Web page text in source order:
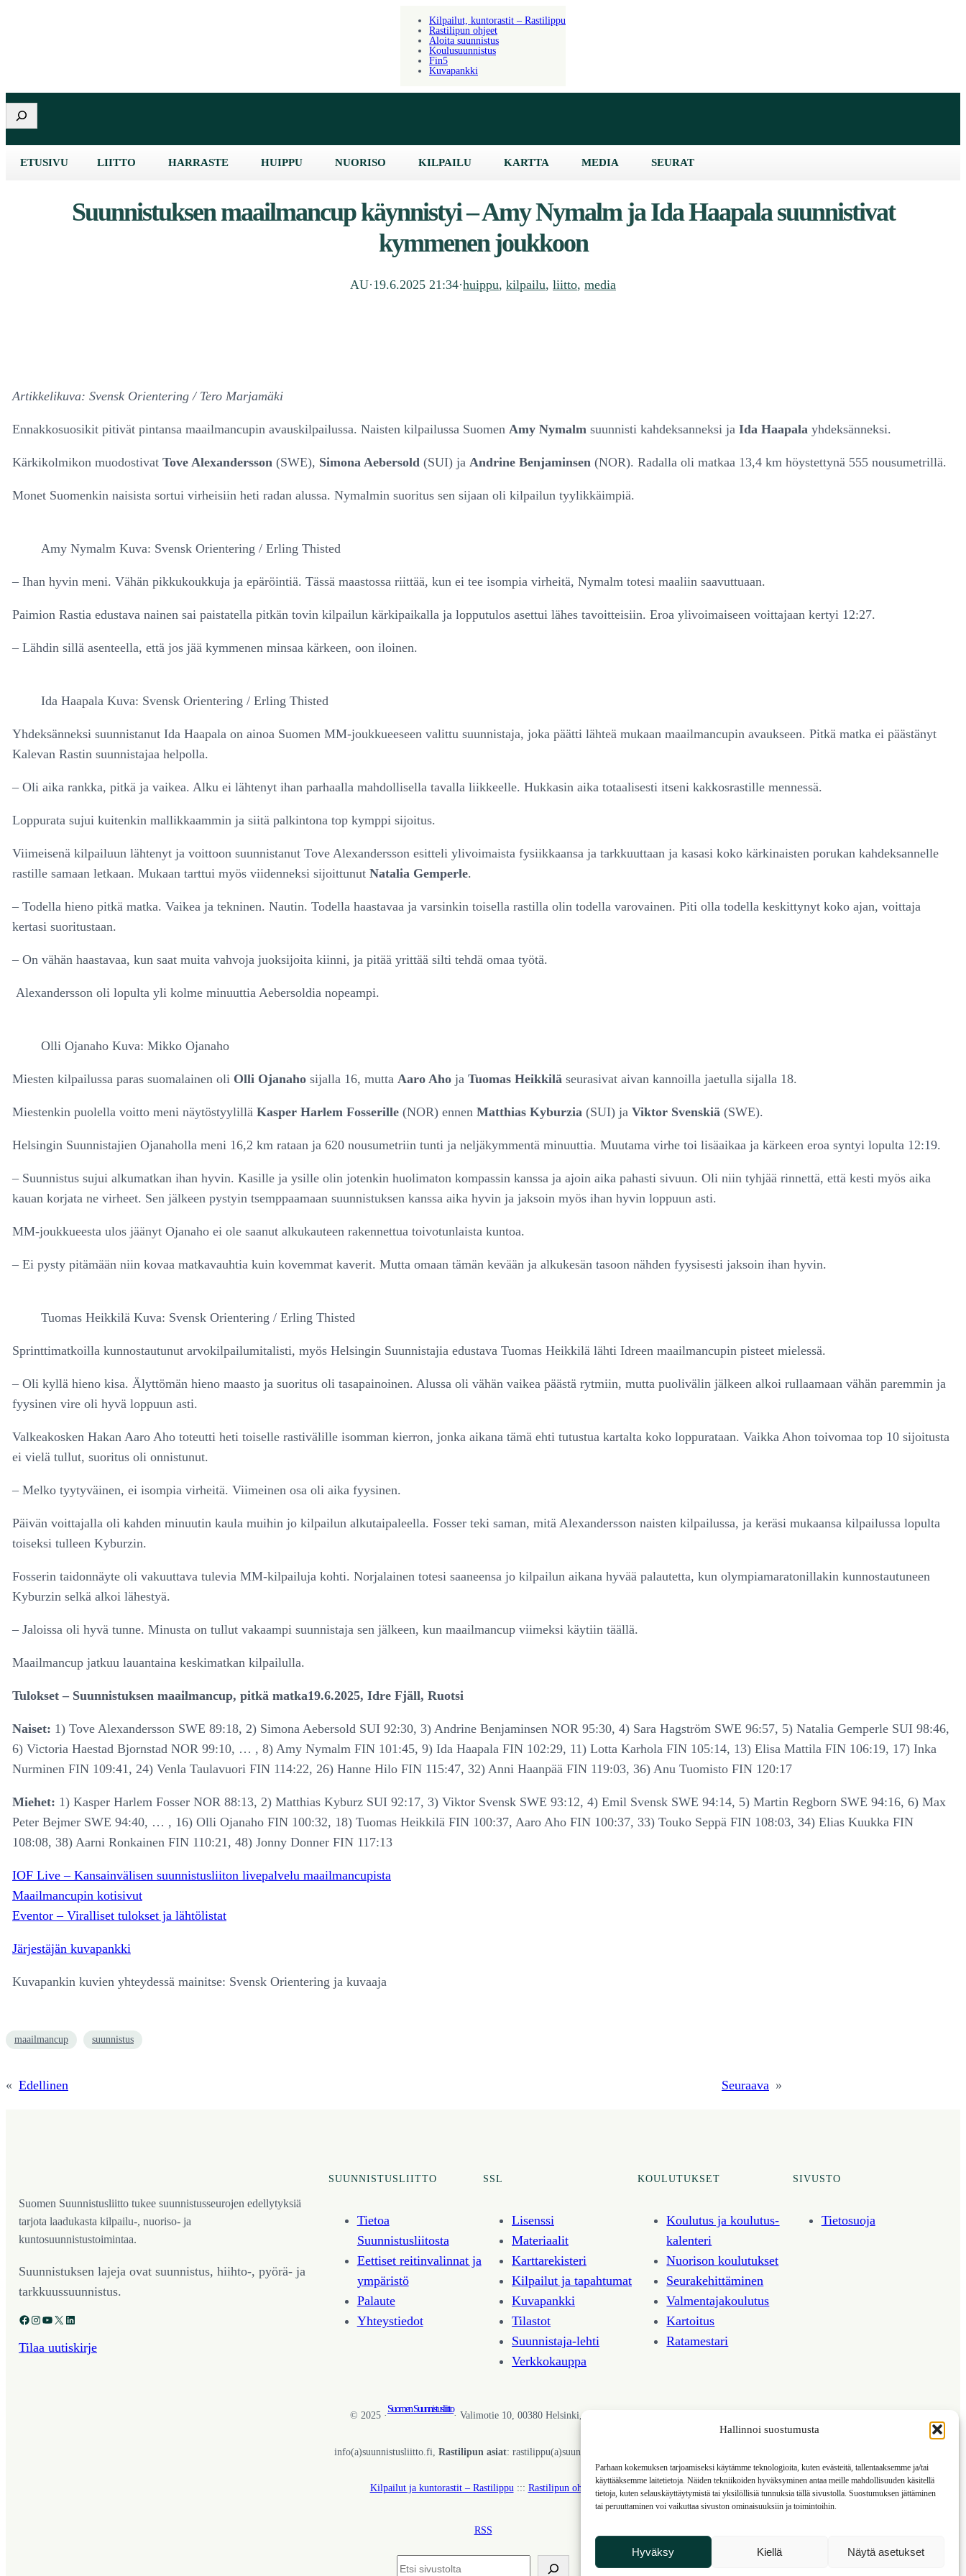
Hallinnoi suostumusta
Parhaan kokemuksen tarjoamiseksi käytämme teknologioita, kuten evästeitä, tallentaaksemme ja/tai
käyttääksemme laitetietoja. Näiden tekniikoiden hyväksyminen antaa meille mahdollisuuden käsitellä
tietoja, kuten selauskäyttäytymistä tai yksilöllisiä tunnuksia tällä sivustolla. Suostumuksen jättäminen
tai peruuttaminen voi vaikuttaa sivuston ominaisuuksiin ja toimintoihin.
Hyväksy Kiellä Näytä asetukset
Kilpailut, kuntorastit – Rastilippu
Rastilipun ohjeet
Aloita suunnistus
Koulusuunnistus
Fin5
Kuvapankki
Etsi
ETUSIVU LIITTO HARRASTE HUIPPU NUORISO KILPAILU KARTTA MEDIA SEURAT
Suunnistuksen maailmancup käynnistyi – Amy Nymalm ja Ida Haapala suunnistivat
kymmenen joukkoon
AU·19.6.2025 21:34·huippu, kilpailu, liitto, media
Artikkelikuva: Svensk Orientering / Tero Marjamäki
Ennakkosuosikit pitivät pintansa maailmancupin avauskilpailussa. Naisten kilpailussa Suomen Amy Nymalm suunnisti kahdeksanneksi ja Ida Haapala yhdeksänneksi.
Kärkikolmikon muodostivat Tove Alexandersson (SWE), Simona Aebersold (SUI) ja Andrine Benjaminsen (NOR). Radalla oli matkaa 13,4 km höystettynä 555 nousumetrillä.
Monet Suomenkin naisista sortui virheisiin heti radan alussa. Nymalmin suoritus sen sijaan oli kilpailun tyylikkäimpiä.
Amy Nymalm Kuva: Svensk Orientering / Erling Thisted
– Ihan hyvin meni. Vähän pikkukoukkuja ja epäröintiä. Tässä maastossa riittää, kun ei tee isompia virheitä, Nymalm totesi maaliin saavuttuaan.
Paimion Rastia edustava nainen sai paistatella pitkän tovin kilpailun kärkipaikalla ja lopputulos asettui lähes tavoitteisiin. Eroa ylivoimaiseen voittajaan kertyi 12:27.
– Lähdin sillä asenteella, että jos jää kymmenen minsaa kärkeen, oon iloinen.
Ida Haapala Kuva: Svensk Orientering / Erling Thisted
Yhdeksänneksi suunnistanut Ida Haapala on ainoa Suomen MM-joukkueeseen valittu suunnistaja, joka päätti lähteä mukaan maailmancupin avaukseen. Pitkä matka ei päästänyt
Kalevan Rastin suunnistajaa helpolla.
– Oli aika rankka, pitkä ja vaikea. Alku ei lähtenyt ihan parhaalla mahdollisella tavalla liikkeelle. Hukkasin aika totaalisesti itseni kakkosrastille mennessä.
Loppurata sujui kuitenkin mallikkaammin ja siitä palkintona top kymppi sijoitus.
Viimeisenä kilpailuun lähtenyt ja voittoon suunnistanut Tove Alexandersson esitteli ylivoimaista fysiikkaansa ja tarkkuuttaan ja kasasi koko kärkinaisten porukan kahdeksannelle
rastille samaan letkaan. Mukaan tarttui myös viidenneksi sijoittunut Natalia Gemperle.
– Todella hieno pitkä matka. Vaikea ja tekninen. Nautin. Todella haastavaa ja varsinkin toisella rastilla olin todella varovainen. Piti olla todella keskittynyt koko ajan, voittaja
kertasi suoritustaan.
– On vähän haastavaa, kun saat muita vahvoja juoksijoita kiinni, ja pitää yrittää silti tehdä omaa työtä.
Alexandersson oli lopulta yli kolme minuuttia Aebersoldia nopeampi.
Olli Ojanaho Kuva: Mikko Ojanaho
Miesten kilpailussa paras suomalainen oli Olli Ojanaho sijalla 16, mutta Aaro Aho ja Tuomas Heikkilä seurasivat aivan kannoilla jaetulla sijalla 18.
Miestenkin puolella voitto meni näytöstyylillä Kasper Harlem Fosserille (NOR) ennen Matthias Kyburzia (SUI) ja Viktor Svenskiä (SWE).
Helsingin Suunnistajien Ojanaholla meni 16,2 km rataan ja 620 nousumetriin tunti ja neljäkymmentä minuuttia. Muutama virhe toi lisäaikaa ja kärkeen eroa syntyi lopulta 12:19.
– Suunnistus sujui alkumatkan ihan hyvin. Kasille ja ysille olin jotenkin huolimaton kompassin kanssa ja ajoin aika pahasti sivuun. Oli niin tyhjää rinnettä, että kesti myös aika
kauan korjata ne virheet. Sen jälkeen pystyin tsemppaamaan suunnistuksen kanssa aika hyvin ja jaksoin myös ihan hyvin loppuun asti.
MM-joukkueesta ulos jäänyt Ojanaho ei ole saanut alkukauteen rakennettua toivotunlaista kuntoa.
– Ei pysty pitämään niin kovaa matkavauhtia kuin kovemmat kaverit. Mutta omaan tämän kevään ja alkukesän tasoon nähden fyysisesti jaksoin ihan hyvin.
Tuomas Heikkilä Kuva: Svensk Orientering / Erling Thisted
Sprinttimatkoilla kunnostautunut arvokilpailumitalisti, myös Helsingin Suunnistajia edustava Tuomas Heikkilä lähti Idreen maailmancupin pisteet mielessä.
– Oli kyllä hieno kisa. Älyttömän hieno maasto ja suoritus oli tasapainoinen. Alussa oli vähän vaikea päästä rytmiin, mutta puolivälin jälkeen alkoi rullaamaan vähän paremmin ja
fyysinen vire oli hyvä loppuun asti.
Valkeakosken Hakan Aaro Aho toteutti heti toiselle rastivälille isomman kierron, jonka aikana tämä ehti tutustua kartalta koko loppurataan. Vaikka Ahon toivomaa top 10 sijoitusta
ei vielä tullut, suoritus oli onnistunut.
– Melko tyytyväinen, ei isompia virheitä. Viimeinen osa oli aika fyysinen.
Päivän voittajalla oli kahden minuutin kaula muihin jo kilpailun alkutaipaleella. Fosser teki saman, mitä Alexandersson naisten kilpailussa, ja keräsi mukaansa kilpailussa lopulta
toiseksi tulleen Kyburzin.
Fosserin taidonnäyte oli vakuuttava tulevia MM-kilpailuja kohti. Norjalainen totesi saaneensa jo kilpailun aikana hyvää palautetta, kun olympiamaratonillakin kunnostautuneen
Kyburzin selkä alkoi lähestyä.
– Jaloissa oli hyvä tunne. Minusta on tullut vakaampi suunnistaja sen jälkeen, kun maailmancup viimeksi käytiin täällä.
Maailmancup jatkuu lauantaina keskimatkan kilpailulla.
Tulokset – Suunnistuksen maailmancup, pitkä matka19.6.2025, Idre Fjäll, Ruotsi
Naiset: 1) Tove Alexandersson SWE 89:18, 2) Simona Aebersold SUI 92:30, 3) Andrine Benjaminsen NOR 95:30, 4) Sara Hagström SWE 96:57, 5) Natalia Gemperle SUI 98:46,
6) Victoria Haestad Bjornstad NOR 99:10, … , 8) Amy Nymalm FIN 101:45, 9) Ida Haapala FIN 102:29, 11) Lotta Karhola FIN 105:14, 13) Elisa Mattila FIN 106:19, 17) Inka
Nurminen FIN 109:41, 24) Venla Taulavuori FIN 114:22, 26) Hanne Hilo FIN 115:47, 32) Anni Haanpää FIN 119:03, 36) Anu Tuomisto FIN 120:17
Miehet: 1) Kasper Harlem Fosser NOR 88:13, 2) Matthias Kyburz SUI 92:17, 3) Viktor Svensk SWE 93:12, 4) Emil Svensk SWE 94:14, 5) Martin Regborn SWE 94:16, 6) Max
Peter Bejmer SWE 94:40, … , 16) Olli Ojanaho FIN 100:32, 18) Tuomas Heikkilä FIN 100:37, Aaro Aho FIN 100:37, 33) Touko Seppä FIN 108:03, 34) Elias Kuukka FIN
108:08, 38) Aarni Ronkainen FIN 110:21, 48) Jonny Donner FIN 117:13
IOF Live – Kansainvälisen suunnistusliiton livepalvelu maailmancupista
Maailmancupin kotisivut
Eventor – Viralliset tulokset ja lähtölistat
Järjestäjän kuvapankki
Kuvapankin kuvien yhteydessä mainitse: Svensk Orientering ja kuvaaja
maailmancup suunnistus
« Edellinen Seuraava »
Suomen Suunnistusliitto tukee suunnistusseurojen edellytyksiä
tarjota laadukasta kilpailu-, nuoriso- ja
kuntosuunnistustoimintaa.
Suunnistuksen lajeja ovat suunnistus, hiihto-, pyörä- ja
tarkkuussuunnistus.
Facebook Instagram YouTube X LinkedIn
Tilaa uutiskirje
SUUNNISTUSLIITTO
Tietoa
Suunnistusliitosta
Eettiset reitinvalinnat ja
ympäristö
Palaute
Yhteystiedot
SSL
Lisenssi
Materiaalit
Karttarekisteri
Kilpailut ja tapahtumat
Kuvapankki
Tilastot
Suunnistaja-lehti
Verkkokauppa
KOULUTUKSET
Koulutus ja koulutus­
kalenteri
Nuorison koulutukset
Seura­kehittäminen
Valmentaja­koulutus
Kartoitus
Ratamestari
SIVUSTO
Tietosuoja
© 2025 ·
Suomen Suunnistusliitto
· Valimotie 10, 00380 Helsinki, Finland
info(a)suunnistusliitto.fi, Rastilipun asiat: rastilippu(a)suunnistusliitto.fi
Kilpailut ja kuntorastit – Rastilippu::: Rastilipun ohjeet
RSS
Etsi